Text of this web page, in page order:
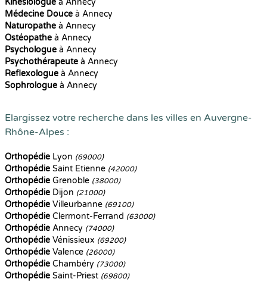
Kinesiologue à Annecy
Médecine Douce à Annecy
Naturopathe à Annecy
Ostéopathe à Annecy
Psychologue à Annecy
Psychothérapeute à Annecy
Reflexologue à Annecy
Sophrologue à Annecy
Elargissez votre recherche dans les villes en Auvergne-
Rhône-Alpes :
Orthopédie Lyon (69000)
Orthopédie Saint Etienne (42000)
Orthopédie Grenoble (38000)
Orthopédie Dijon (21000)
Orthopédie Villeurbanne (69100)
Orthopédie Clermont-Ferrand (63000)
Orthopédie Annecy (74000)
Orthopédie Vénissieux (69200)
Orthopédie Valence (26000)
Orthopédie Chambéry (73000)
Orthopédie Saint-Priest (69800)